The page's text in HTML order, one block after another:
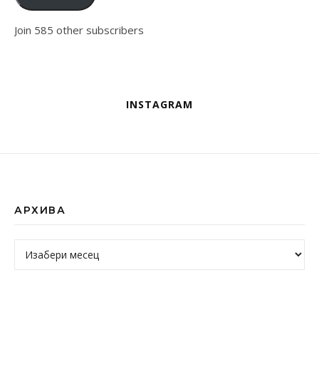
Join 585 other subscribers
INSTAGRAM
АРХИВА
Архива